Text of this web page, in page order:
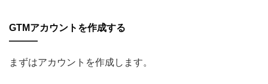
GTMアカウントを作成する
まずはアカウントを作成します。